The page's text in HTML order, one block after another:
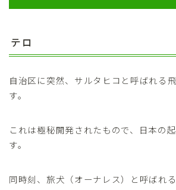
テロ
自治区に突然、サルタヒコと呼ばれる
す。
これは極秘開発されたもので、日本の
す。
同時刻、旅犬（オーナレス）と呼ばれ